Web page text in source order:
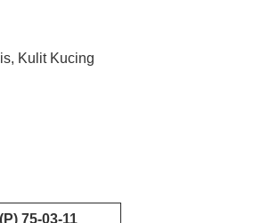
Kulit Kucing
75-03-11